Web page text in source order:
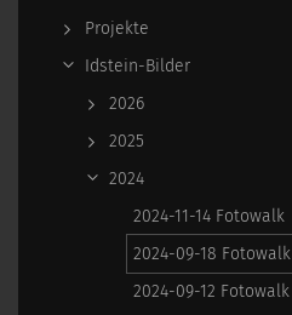
Projekte
Idstein-Bilder
2026
2025
2024
2024-11-14 Fotowalk
2024-09-18 Fotowalk
2024-09-12 Fotowalk